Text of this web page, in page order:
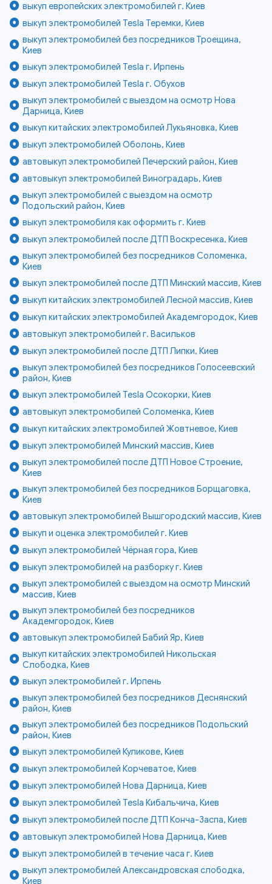
выкуп европейских электромобилей г. Киев
выкуп электромобилей Tesla Теремки, Киев
выкуп электромобилей без посредников Троещина,
Киев
выкуп электромобилей Tesla г. Ирпень
выкуп электромобилей Tesla г. Обухов
выкуп электромобилей с выездом на осмотр Нова
Дарница, Киев
выкуп китайских электромобилей Лукьяновка, Киев
выкуп электромобилей Оболонь, Киев
автовыкуп электромобилей Печерский район, Киев
автовыкуп электромобилей Виноградарь, Киев
выкуп электромобилей с выездом на осмотр
Подольский район, Киев
выкуп электромобиля как оформить г. Киев
выкуп электромобилей после ДТП Воскресенка, Киев
выкуп электромобилей без посредников Соломенка,
Киев
выкуп электромобилей после ДТП Минский массив, Киев
выкуп китайских электромобилей Лесной массив, Киев
выкуп китайских электромобилей Академгородок, Киев
автовыкуп электромобилей г. Васильков
выкуп электромобилей после ДТП Липки, Киев
выкуп электромобилей без посредников Голосеевский
район, Киев
выкуп электромобилей Tesla Осокорки, Киев
автовыкуп электромобилей Соломенка, Киев
выкуп китайских электромобилей Жовтневое, Киев
выкуп электромобилей Минский массив, Киев
выкуп электромобилей после ДТП Новое Строение,
Киев
выкуп электромобилей без посредников Борщаговка,
Киев
автовыкуп электромобилей Вышгородский массив, Киев
выкуп и оценка электромобилей г. Киев
выкуп электромобилей Чёрная гора, Киев
выкуп электромобилей на разборку г. Киев
выкуп электромобилей с выездом на осмотр Минский
массив, Киев
выкуп электромобилей без посредников
Академгородок, Киев
автовыкуп электромобилей Бабий Яр, Киев
выкуп китайских электромобилей Никольская
Слободка, Киев
выкуп электромобилей г. Ирпень
выкуп электромобилей без посредников Деснянский
район, Киев
выкуп электромобилей без посредников Подольский
район, Киев
выкуп электромобилей Куликове, Киев
выкуп электромобилей Корчеватое, Киев
выкуп электромобилей Нова Дарница, Киев
выкуп электромобилей Tesla Кибальчича, Киев
выкуп электромобилей после ДТП Конча-Заспа, Киев
автовыкуп электромобилей Нова Дарница, Киев
выкуп электромобилей в течение часа г. Киев
выкуп электромобилей Александровская слободка,
Киев